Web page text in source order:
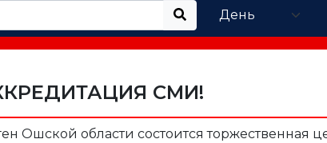
СМИ!
Ошской области состоится торжественная